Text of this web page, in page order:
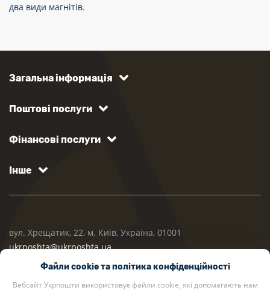
два види магнітів.
Файли cookie та політика конфіденційності
Вебсайт Укрпошти використовує файли cookie, які допомагають нам
Загальна інформація
Поштові послуги
Фінансові послуги
Інше
вул. Хрещатик, 22, м. Київ, Україна, 01001
ukrposhta@ukrposhta.ua